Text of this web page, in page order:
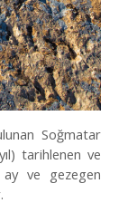
Soğmatar
tarihlenen ve
ay ve gezegen